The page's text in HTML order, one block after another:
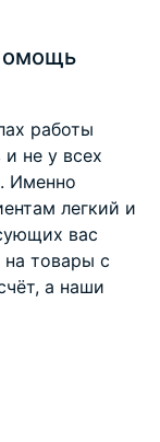
работы
не у всех
Именно
легкий и
вас
товары с
а наши